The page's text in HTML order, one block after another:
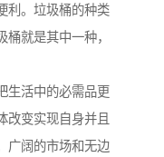
利。垃圾桶的种类
就是其中一种，
生活中的必需品更
改变实现自身并且
广阔的市场和无边